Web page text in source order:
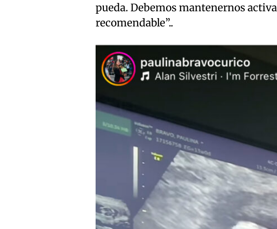
pueda. Debemos mantenernos
recomendable”..